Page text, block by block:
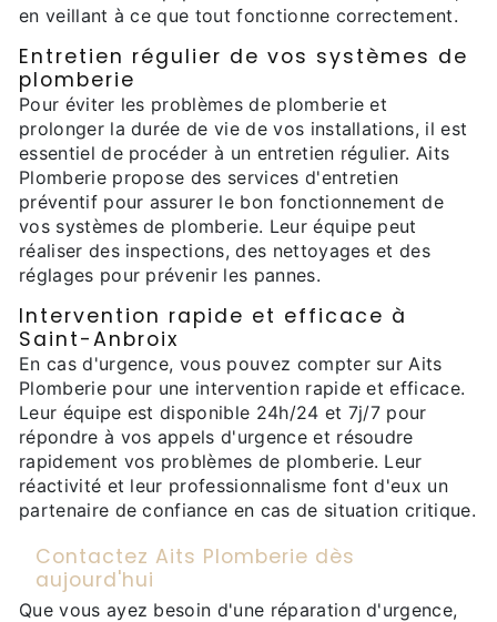
en veillant à ce que tout fonctionne correctement.
Entretien régulier de vos systèmes de
plomberie
Pour éviter les problèmes de plomberie et
prolonger la durée de vie de vos installations, il est
essentiel de procéder à un entretien régulier. Aits
Plomberie propose des services d'entretien
préventif pour assurer le bon fonctionnement de
vos systèmes de plomberie. Leur équipe peut
réaliser des inspections, des nettoyages et des
réglages pour prévenir les pannes.
Intervention rapide et efficace à
Saint-Anbroix
En cas d'urgence, vous pouvez compter sur Aits
Plomberie pour une intervention rapide et efficace.
Leur équipe est disponible 24h/24 et 7j/7 pour
répondre à vos appels d'urgence et résoudre
rapidement vos problèmes de plomberie. Leur
réactivité et leur professionnalisme font d'eux un
partenaire de confiance en cas de situation critique.
Contactez Aits Plomberie dès
aujourd'hui
Que vous ayez besoin d'une réparation d'urgence,